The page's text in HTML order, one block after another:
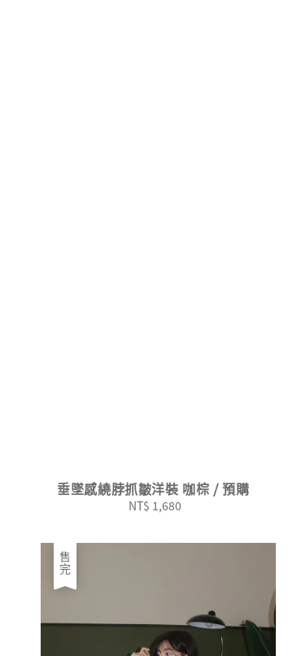
垂墜感繞脖抓皺洋裝 咖棕 / 預購
Regular
NT$ 1,680
售完